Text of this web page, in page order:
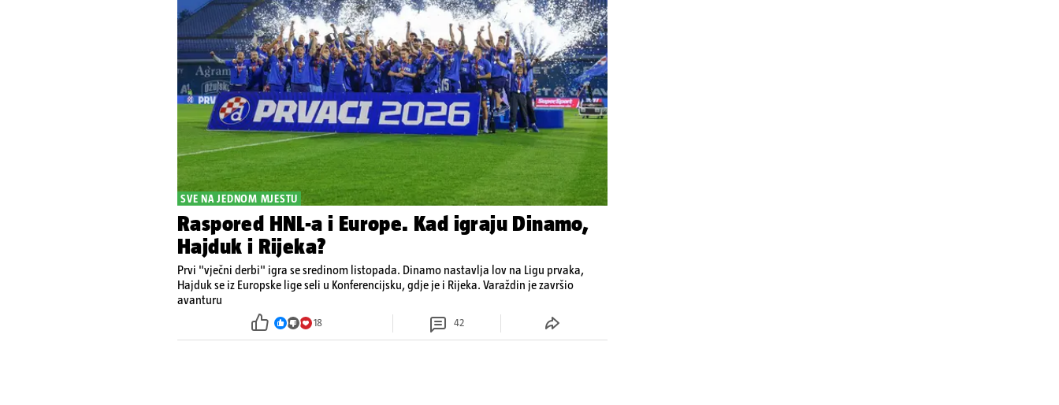
SVE NA JEDNOM MJESTU
Raspored HNL-a i Europe. Kad igraju Dinamo,
Hajduk i Rijeka?
Prvi "vječni derbi" igra se sredinom listopada. Dinamo nastavlja lov na Ligu prvaka,
Hajduk se iz Europske lige seli u Konferencijsku, gdje je i Rijeka. Varaždin je završio
avanturu
18 42